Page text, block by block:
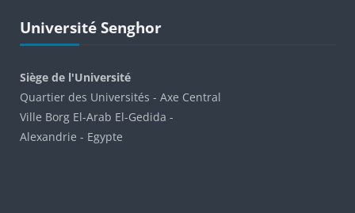
Université Senghor
Siège de l'Université
Quartier des Universités - Axe Central
Ville Borg El-Arab El-Gedida -
Alexandrie - Egypte